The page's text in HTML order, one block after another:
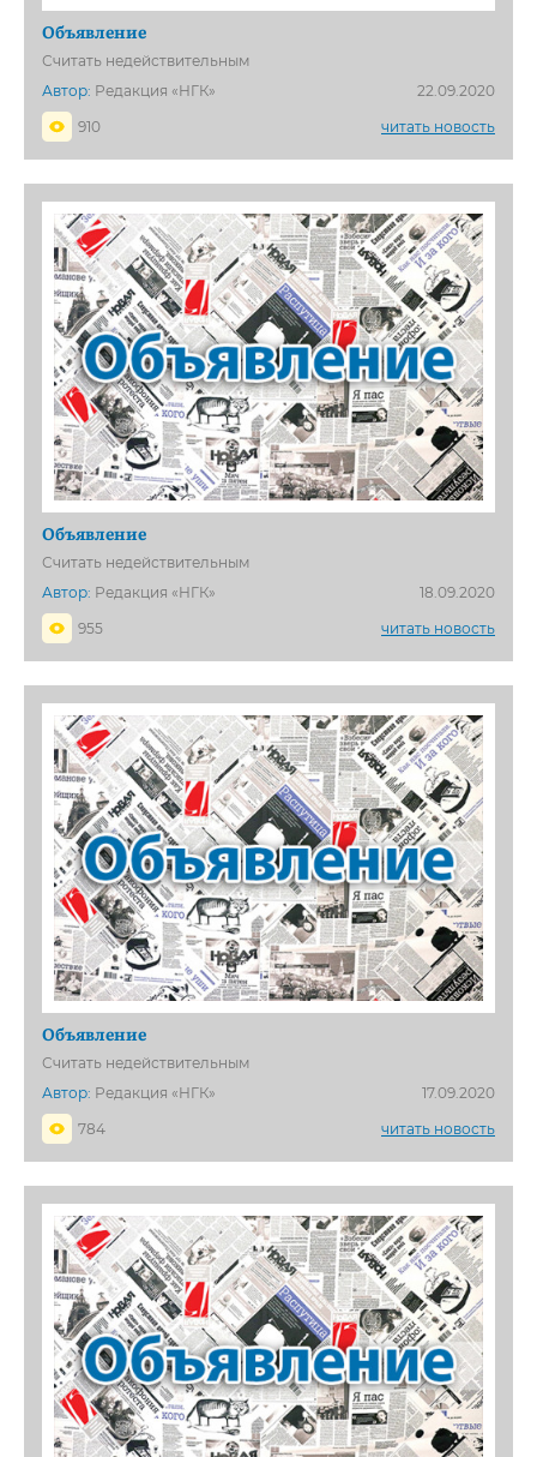
Объявление
Считать недействительным
Автор: Редакция «НГК»
22.09.2020
910
читать новость
Объявление
Считать недействительным
Автор: Редакция «НГК»
18.09.2020
955
читать новость
Объявление
Считать недействительным
Автор: Редакция «НГК»
17.09.2020
784
читать новость